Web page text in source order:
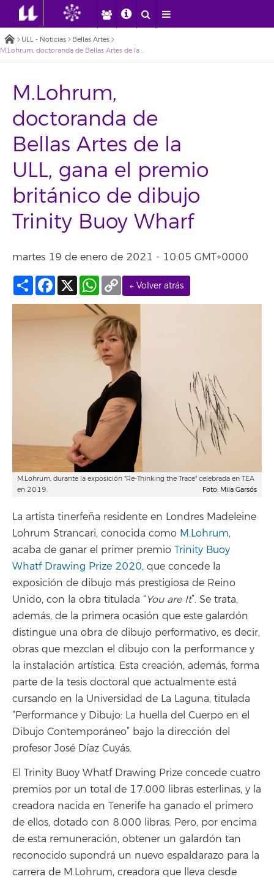
ULL - Noticias
Bellas Artes
M.Lohrum, doctoranda de Bellas Artes de la ULL, gana el premio británico de dibujo Trinity Buoy Wharf
M.Lohrum,
doctoranda de
Bellas Artes de la
ULL, gana el premio
británico de dibujo
Trinity Buoy Wharf
martes 19 de enero de 2021 - 10:05 GMT+0000
← Volver atrás
Compartir
Facebook
X WhatsApp
Copy
Link
M.Lohrum, durante la exposición "Re-Thinking the Trace" celebrada en TEA
en 2019.
Foto: Mila Garsós
La artista tinerfeña residente en Londres Madeleine
Lohrum Strancari, conocida como M.Lohrum,
acaba de ganar el primer premio Trinity Buoy
Whatf Drawing Prize 2020, que concede la
exposición de dibujo más prestigiosa de Reino
Unido, con la obra titulada “You are It”. Se trata,
además, de la primera ocasión que este galardón
distingue una obra de dibujo performativo, es decir,
obras que mezclan el dibujo con la performance y
la instalación artística. Esta creación, además, forma
parte de la tesis doctoral que actualmente está
cursando en la Universidad de La Laguna, titulada
“Performance y Dibujo: La huella del Cuerpo en el
Dibujo Contemporáneo” bajo la dirección del
profesor José Díaz Cuyás.
El Trinity Buoy Whatf Drawing Prize concede cuatro
premios por un total de 17.000 libras esterlinas, y la
creadora nacida en Tenerife ha ganado el primero
de ellos, dotado con 8.000 libras. Pero, por encima
de esta remuneración, obtener un galardón tan
reconocido supondrá un nuevo espaldarazo para la
carrera de M.Lohrum, creadora que lleva desde